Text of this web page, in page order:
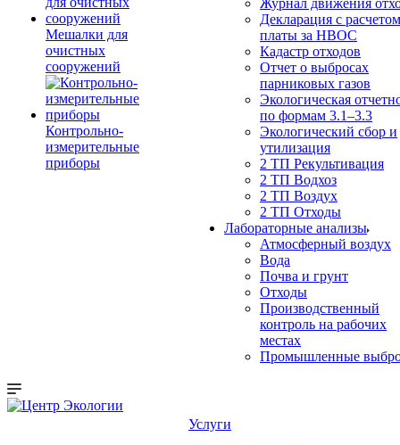
Мешалки для
очистных
сооружений
Контрольно-
измерительные
приборы
Декларация с расчетом
платы за НВОС
Кадастр отходов
Отчет о выбросах
парниковых газов
Экологическая
по формам 3.1–3.3
Экологический сбор и
утилизация
2 ТП Рекультивация
2 ТП Водхоз
2 ТП Воздух
2 ТП Отходы
Лабораторные анализы
Атмосферный воздух
Вода
Почва и грунт
Отходы
Производственный
контроль на рабочих
местах
Промышленные
Услуги